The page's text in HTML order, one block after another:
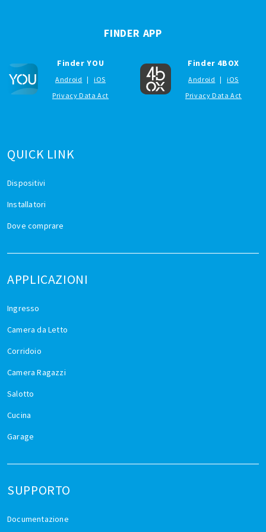
QUICK LINK
Dispositivi
Installatori
Dove comprare
APPLICAZIONI
Ingresso
Camera da Letto
Corridoio
Camera Ragazzi
Salotto
Cucina
Garage
SUPPORTO
Documentazione
FINDER APP
Finder YOU
Android |
iOS
Privacy Data Act
Finder 4BOX
Android |
iOS
Privacy Data Act